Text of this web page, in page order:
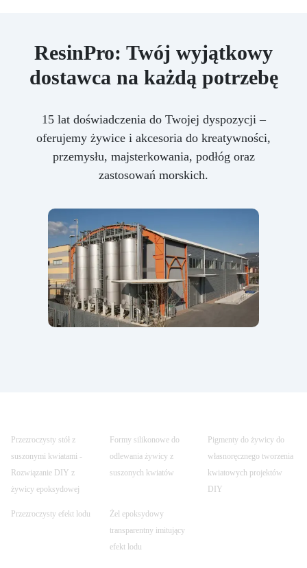
ResinPro: Twój wyjątkowy
dostawca na każdą potrzebę
15 lat doświadczenia do Twojej dyspozycji –
oferujemy żywice i akcesoria do kreatywności,
przemysłu, majsterkowania, podłóg oraz
zastosowań morskich.
Przezroczysty stół z
suszonymi kwiatami -
Rozwiązanie DIY z
żywicy epoksydowej
Formy silikonowe do
odlewania żywicy z
suszonych kwiatów
Pigmenty do żywicy do
własnoręcznego tworzenia
kwiatowych projektów
DIY
Przezroczysty efekt lodu
Żel epoksydowy
transparentny imitujący
efekt lodu